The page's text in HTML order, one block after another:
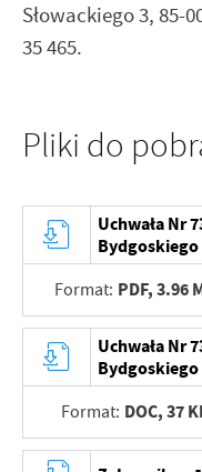
Słowackiego 3, 85-
35 465.
Pliki do
Uchwała Nr
Bydgoskiego
Format: PDF,3.96
Uchwała Nr
Bydgoskiego
Format: DOC,37